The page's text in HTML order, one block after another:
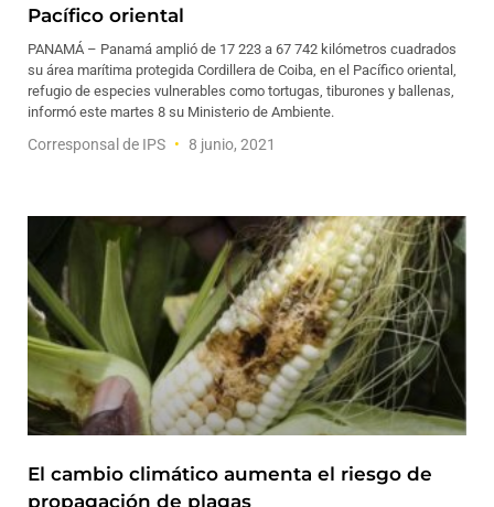
Pacífico oriental
PANAMÁ – Panamá amplió de 17 223 a 67 742 kilómetros cuadrados
su área marítima protegida Cordillera de Coiba, en el Pacífico oriental,
refugio de especies vulnerables como tortugas, tiburones y ballenas,
informó este martes 8 su Ministerio de Ambiente.
Corresponsal de IPS 8 junio, 2021
El cambio climático aumenta el riesgo de
propagación de plagas